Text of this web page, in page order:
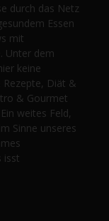
durch das Netz
Essen
mit
Unter dem
keine
Rezepte, Diät &
& Gourmet
weites Feld,
Sinne unseres
isst